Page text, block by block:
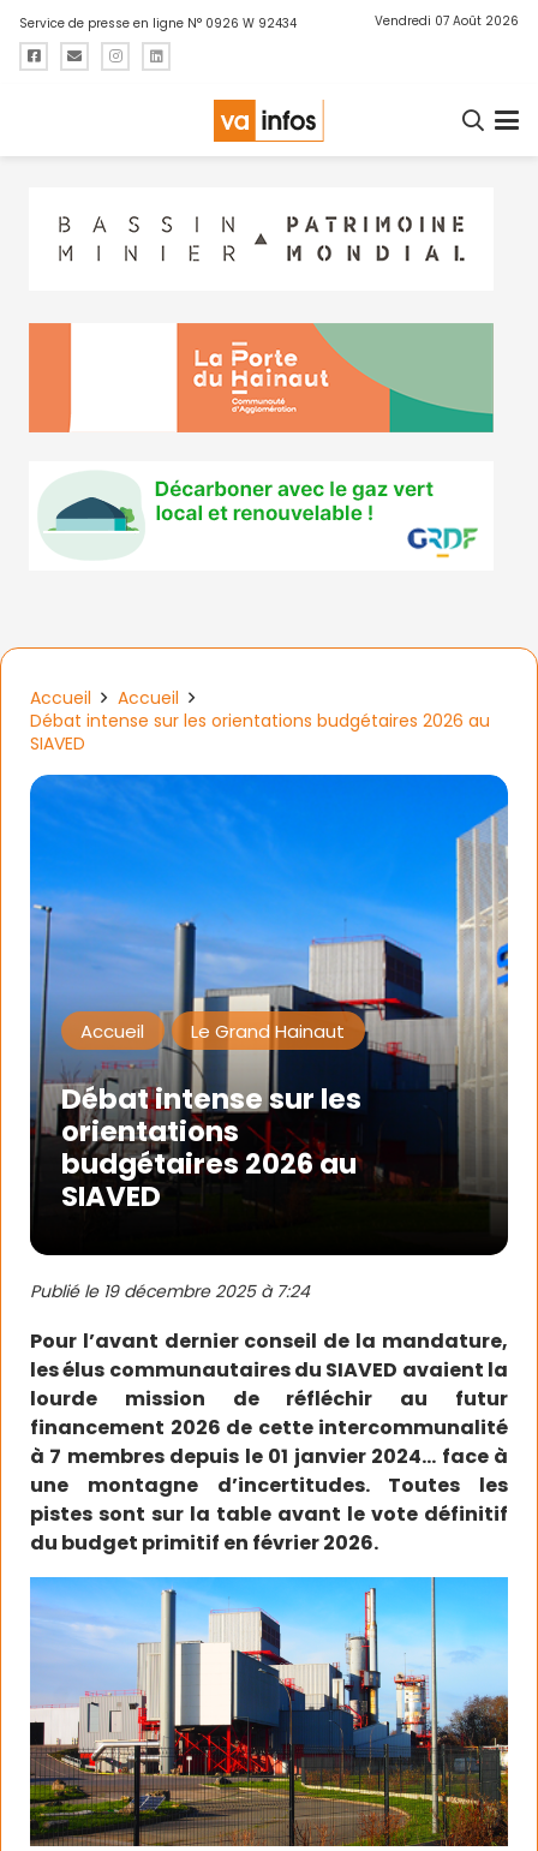
Service de presse en ligne N° 0926 W 92434 Vendredi 07 Août 2026
Accueil
Accueil
Débat intense sur les orientations budgétaires 2026 au
SIAVED
Accueil Le Grand Hainaut
Débat intense sur les
orientations
budgétaires 2026 au
SIAVED
Publié le 19 décembre 2025 à 7:24
Pour l’avant dernier conseil de la mandature,
les élus communautaires du SIAVED avaient la
lourde mission de réfléchir au futur
financement 2026 de cette intercommunalité
à 7 membres depuis le 01 janvier 2024… face à
une montagne d’incertitudes. Toutes les
pistes sont sur la table avant le vote définitif
du budget primitif en février 2026.